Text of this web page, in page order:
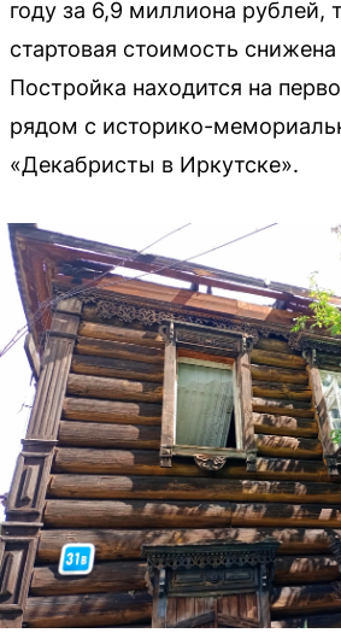
году за 6,9 миллиона рублей,
стартовая стоимость
Постройка находится на
рядом с историко-
«Декабристы в Иркутске».